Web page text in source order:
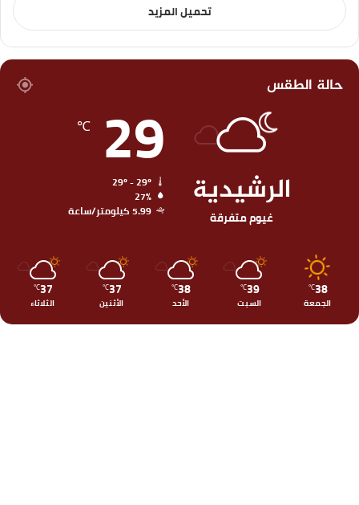
تحميل المزيد
حالة الطقس
الرشيدية
غيوم متفرقة
29
℃
27%
5.99 كيلومتر/ساعة
38
℃
الجمعة
39
℃
السبت
38
℃
الأحد
37
℃
الأثنين
37
℃
الثلاثاء